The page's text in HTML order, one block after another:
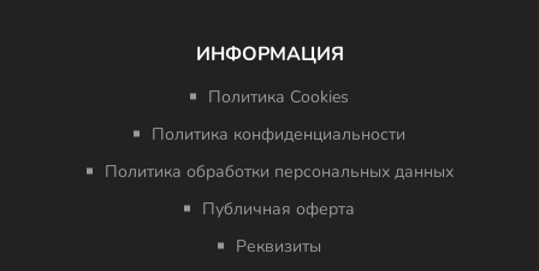
ИНФОРМАЦИЯ
Политика Cookies
Политика конфиденциальности
Политика обработки персональных данных
Публичная оферта
Реквизиты